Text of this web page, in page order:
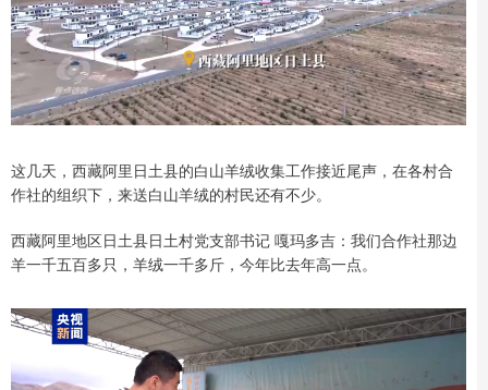
这几天，西藏阿里日土县的白山羊绒收集工作接近尾声，在各村合
作社的组织下，来送白山羊绒的村民还有不少。
西藏阿里地区日土县日土村党支部书记 嘎玛多吉：我们合作社那边
羊一千五百多只，羊绒一千多斤，今年比去年高一点。